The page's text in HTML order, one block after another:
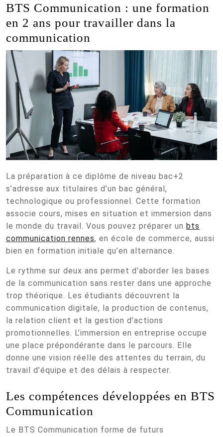
BTS Communication : une formation
en 2 ans pour travailler dans la
communication
La préparation à ce diplôme de niveau bac+2
s’adresse aux titulaires d’un bac général,
technologique ou professionnel. Cette formation
associe cours, mises en situation et immersion dans
le monde du travail. Vous pouvez préparer un bts
communication rennes, en école de commerce, aussi
bien en formation initiale qu’en alternance.
Le rythme sur deux ans permet d’aborder les bases
de la communication sans rester dans une approche
trop théorique. Les étudiants découvrent la
communication digitale, la production de contenus,
la relation client et la gestion d’actions
promotionnelles. L’immersion en entreprise occupe
une place prépondérante dans le parcours. Elle
donne une vision réelle des attentes du terrain, du
travail d’équipe et des délais à respecter.
Les compétences développées en BTS
Communication
Le BTS Communication forme de futurs